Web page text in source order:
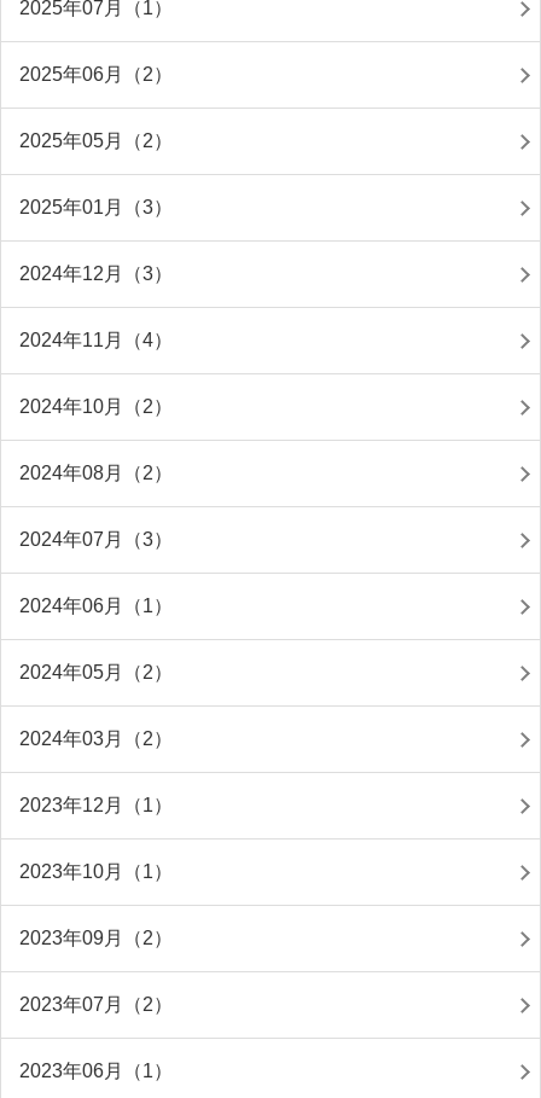
2025年07月（1）
2025年06月（2）
2025年05月（2）
2025年01月（3）
2024年12月（3）
2024年11月（4）
2024年10月（2）
2024年08月（2）
2024年07月（3）
2024年06月（1）
2024年05月（2）
2024年03月（2）
2023年12月（1）
2023年10月（1）
2023年09月（2）
2023年07月（2）
2023年06月（1）